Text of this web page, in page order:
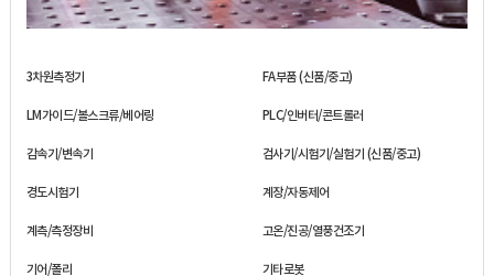
3차원측정기 FA부품 (신품/중고)
LM가이드/볼스크류/베어링 PLC/인버터/콘트롤러
감속기/변속기 검사기/시험기/실험기 (신품/중고)
경도시험기 계장/자동제어
계측/측정장비 고온/진공/열풍건조기
기어/폴리 기타로봇